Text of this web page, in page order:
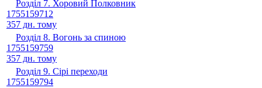
Розділ 7. Хоровий Полковник
1755159712
357 дн. тому
Розділ 8. Вогонь за спиною
1755159759
357 дн. тому
Розділ 9. Сірі переходи
1755159794